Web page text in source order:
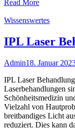
Read More
Wissenswertes
IPL Laser
Admin18. Januar
IPL Laser
Laserbehandlungen
Schönheitsmedizin
Vielzahl von
breitbandiges Licht
reduziert. Dies kann